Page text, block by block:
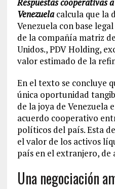
Venezuelacalcula que la
Venezuela con base
de la compañía matriz
Unidos., PDV Holding,
valor estimado de la
En el texto se concluye
única oportunidad
de la joya de Venezuela
acuerdo cooperativo
políticos del país. Esta
el valor de los activos
país en el extranjero, de
Una negociación